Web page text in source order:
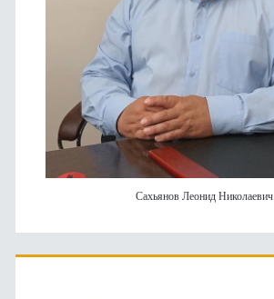
Сахьянов Леонид Николаевич